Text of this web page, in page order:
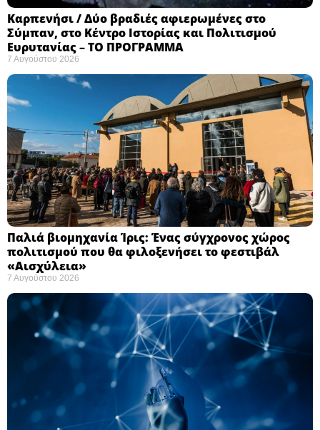
Καρπενήσι / Δύο βραδιές αφιερωμένες στο
Σύμπαν, στο Κέντρο Ιστορίας και Πολιτισμού
Ευρυτανίας – ΤΟ ΠΡΟΓΡΑΜΜΑ
7 Αυγούστου 2026
Παλιά βιομηχανία Ίρις: Ένας σύγχρονος χώρος
πολιτισμού που θα φιλοξενήσει το φεστιβάλ
«Αισχύλεια» ​
7 Αυγούστου 2026